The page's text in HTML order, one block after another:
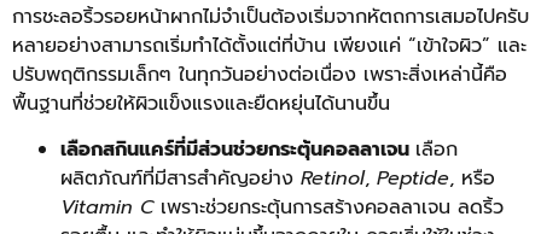
การชะลอริ้วรอยหน้าผากไม่จำเป็นต้องเริ่มจากหัตถการเสมอไปครับ
หลายอย่างสามารถเริ่มทำได้ตั้งแต่ที่บ้าน เพียงแค่ “เข้าใจผิว” และ
ปรับพฤติกรรมเล็กๆ ในทุกวันอย่างต่อเนื่อง เพราะสิ่งเหล่านี้คือ
พื้นฐานที่ช่วยให้ผิวแข็งแรงและยืดหยุ่นได้นานขึ้น
เลือกสกินแคร์ที่มีส่วนช่วยกระตุ้นคอลลาเจน เลือก
ผลิตภัณฑ์ที่มีสารสำคัญอย่าง Retinol, Peptide, หรือ
Vitamin Cเพราะช่วยกระตุ้นการสร้างคอลลาเจน ลดริ้ว